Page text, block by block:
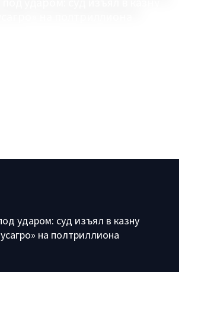
ударом: суд изъял в казну
на полтриллиона